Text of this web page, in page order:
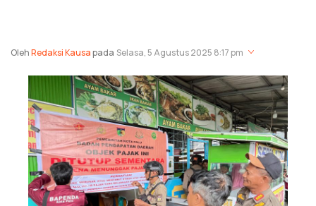
OlehRedaksi Kausapada Selasa, 5 Agustus 2025 8:17 pm